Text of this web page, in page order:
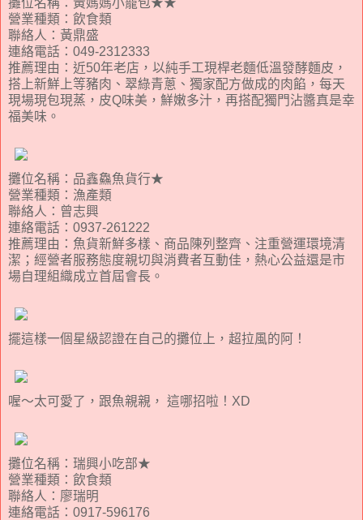
攤位名稱：黃媽媽小籠包★★
營業種類：飲食類
聯絡人：黃鼎盛
連絡電話：049-2312333
推薦理由：近50年老店，以純手工現桿老麵低溫發酵麵皮，
搭上新鮮上等豬肉、翠綠青蔥、獨家配方做成的肉餡，每天
現場現包現蒸，皮Q味美，鮮嫩多汁，再搭配獨門沾醬真是幸
福美味。
攤位名稱：品鑫鱻魚貨行★
營業種類：漁產類
聯絡人：曾志興
連絡電話：0937-261222
推薦理由：魚貨新鮮多樣、商品陳列整齊、注重營運環境清
潔；經營者服務態度親切與消費者互動佳，熱心公益還是市
場自理組織成立首屆會長。
擺這樣一個星級認證在自己的攤位上，超拉風的阿！
喔～太可愛了，跟魚親親， 這哪招啦！XD
攤位名稱：瑞興小吃部★
營業種類：飲食類
聯絡人：廖瑞明
連絡電話：0917-596176